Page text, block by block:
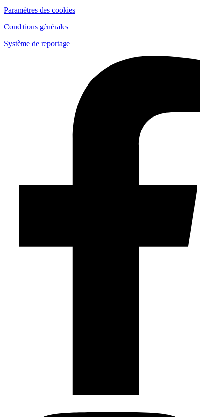
Paramètres des cookies
Conditions générales
Système de reportage